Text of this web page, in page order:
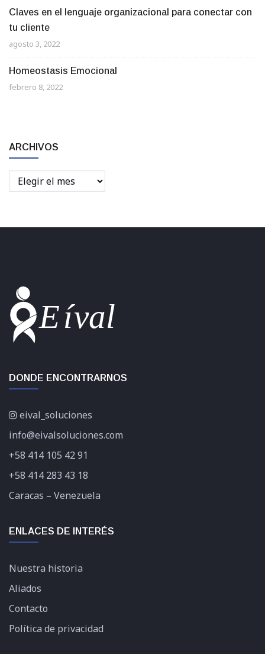
Claves en el lenguaje organizacional para conectar con
tu cliente
agosto 3, 2022
Homeostasis Emocional
febrero 8, 2022
ARCHIVOS
Archivos
DONDE ENCONTRARNOS
eival_soluciones
info@eivalsoluciones.com
+58 414 105 42 91
+58 414 283 43 18
Caracas – Venezuela
ENLACES DE INTERÉS
Nuestra historia
Aliados
Contacto
Política de privacidad